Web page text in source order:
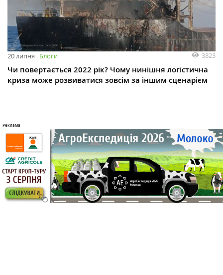
20 липня Блоги 3823
Чи повертається 2022 рік? Чому нинішня логістична
криза може розвиватися зовсім за іншим сценарієм